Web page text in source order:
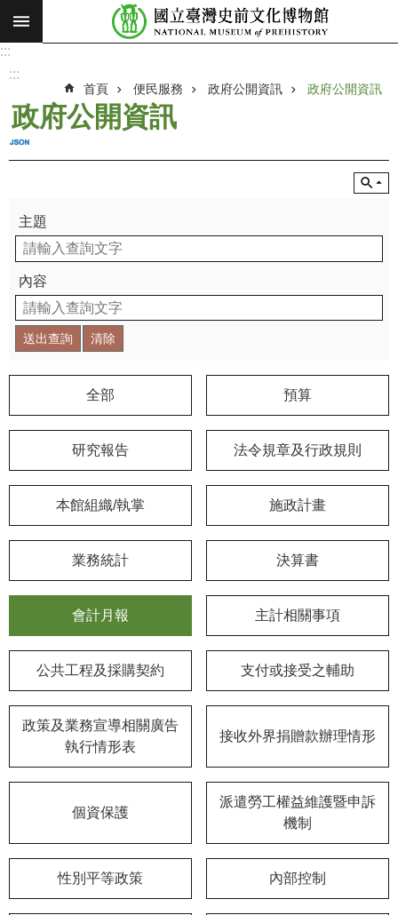
跳到主要內容區塊
搜
願
景
最
新
消
息
參
觀
展
學
探
認
們
民
務
平
區
善
:::
:::
首頁 便民服務 政府公開資訊 政府公開資訊
政府公開資訊
主題
內容
全部 預算
研究報告 法令規章及行政規則
本館組織/執掌 施政計畫
業務統計 決算書
會計月報 主計相關事項
公共工程及採購契約 支付或接受之輔助
政策及業務宣導相關廣告
執行情形表
接收外界捐贈款辦理情形
個資保護
派遣勞工權益維護暨申訴
機制
性別平等政策 內部控制